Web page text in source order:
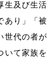
生及び生活
あり」「被
世代の者が
いて家族を